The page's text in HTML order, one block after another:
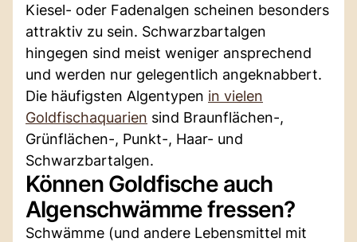
Kiesel- oder Fadenalgen scheinen besonders
attraktiv zu sein. Schwarzbartalgen
hingegen sind meist weniger ansprechend
und werden nur gelegentlich angeknabbert.
Die häufigsten Algentypen in vielen
Goldfischaquarien sind Braunflächen-,
Grünflächen-, Punkt-, Haar- und
Schwarzbartalgen.
Können Goldfische auch
Algenschwämme fressen?
Schwämme (und andere Lebensmittel mit